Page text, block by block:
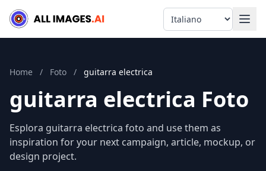
Language
Home / Foto / guitarra electrica
guitarra electrica Foto
Esplora guitarra electrica foto and use them as
inspiration for your next campaign, article, mockup, or
design project.